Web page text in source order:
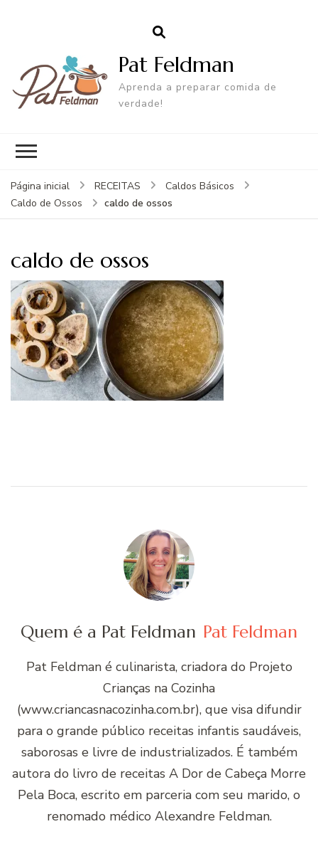
Pat Feldman
Aprenda a preparar comida de
verdade!
Página inicial RECEITAS
Caldos Básicos
Caldo de Ossos
caldo de ossos
caldo de ossos
Quem é a Pat Feldman Pat Feldman
Pat Feldman é culinarista, criadora do Projeto
Crianças na Cozinha
(www.criancasnacozinha.com.br), que visa difundir
para o grande público receitas infantis saudáveis,
saborosas e livre de industrializados. É também
autora do livro de receitas A Dor de Cabeça Morre
Pela Boca, escrito em parceria com seu marido, o
renomado médico Alexandre Feldman.